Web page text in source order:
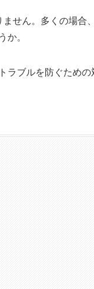
せん。多くの場合
か。
ラブルを防ぐための